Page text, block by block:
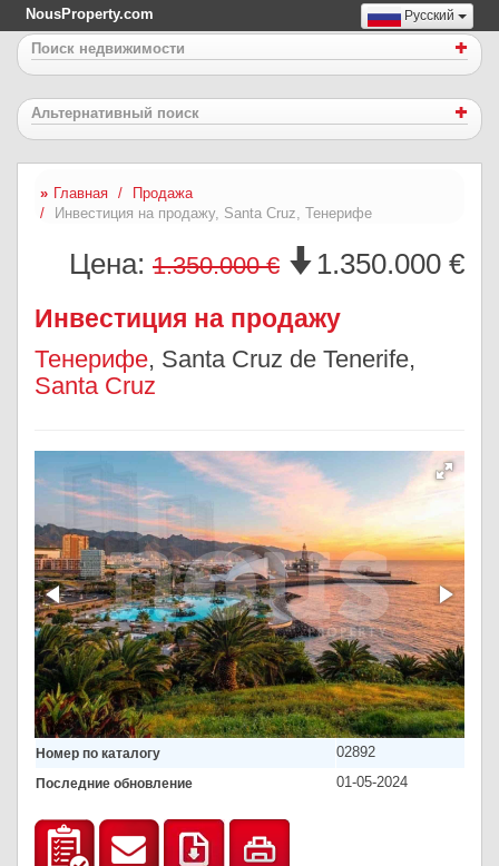
NousProperty.com Русский
Поиск недвижимости
Альтернативный поиск
Главная
Продажа
Инвестиция на продажу, Santa Cruz, Тенерифе
Цена: 1.350.000 € 1.350.000 €
Инвестиция на продажу
Тенерифе, Santa Cruz de Tenerife,
Santa Cruz
Номер по каталогу 02892
Последние обновление 01-05-2024